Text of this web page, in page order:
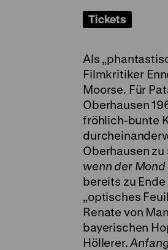
Tickets
Als
Filmkritiker
Moorse. Für
Oberhausen
fröhlich-bunte
Oberhausen
wenn der
bereits zu
„optisches
Renate von
bayerischen
Höllerer.